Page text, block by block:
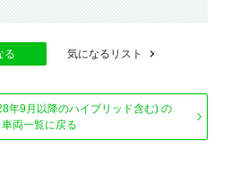
る 気になるリスト
年9月以降のハイブリッド含む) の
車両一覧に戻る